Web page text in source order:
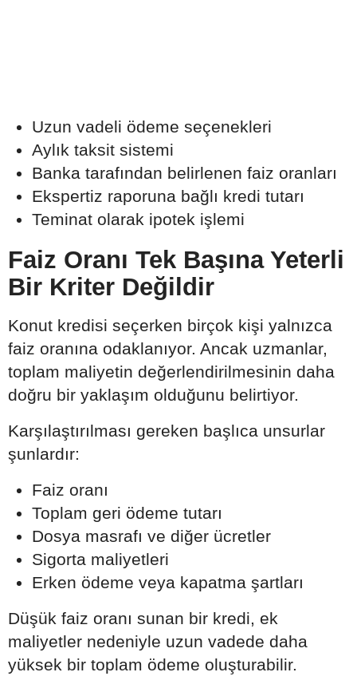
Uzun vadeli ödeme seçenekleri
Aylık taksit sistemi
Banka tarafından belirlenen faiz oranları
Ekspertiz raporuna bağlı kredi tutarı
Teminat olarak ipotek işlemi
Faiz Oranı Tek Başına Yeterli
Bir Kriter Değildir
Konut kredisi seçerken birçok kişi yalnızca
faiz oranına odaklanıyor. Ancak uzmanlar,
toplam maliyetin değerlendirilmesinin daha
doğru bir yaklaşım olduğunu belirtiyor.
Karşılaştırılması gereken başlıca unsurlar
şunlardır:
Faiz oranı
Toplam geri ödeme tutarı
Dosya masrafı ve diğer ücretler
Sigorta maliyetleri
Erken ödeme veya kapatma şartları
Düşük faiz oranı sunan bir kredi, ek
maliyetler nedeniyle uzun vadede daha
yüksek bir toplam ödeme oluşturabilir.